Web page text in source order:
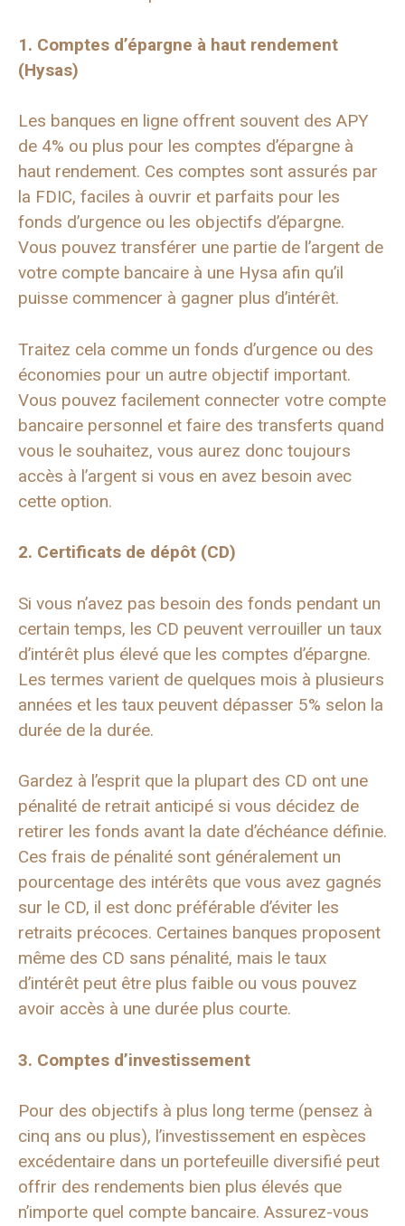
1. Comptes d’épargne à haut rendement
(Hysas)
Les banques en ligne offrent souvent des APY
de 4% ou plus pour les comptes d’épargne à
haut rendement. Ces comptes sont assurés par
la FDIC, faciles à ouvrir et parfaits pour les
fonds d’urgence ou les objectifs d’épargne.
Vous pouvez transférer une partie de l’argent de
votre compte bancaire à une Hysa afin qu’il
puisse commencer à gagner plus d’intérêt.
Traitez cela comme un fonds d’urgence ou des
économies pour un autre objectif important.
Vous pouvez facilement connecter votre compte
bancaire personnel et faire des transferts quand
vous le souhaitez, vous aurez donc toujours
accès à l’argent si vous en avez besoin avec
cette option.
2. Certificats de dépôt (CD)
Si vous n’avez pas besoin des fonds pendant un
certain temps, les CD peuvent verrouiller un taux
d’intérêt plus élevé que les comptes d’épargne.
Les termes varient de quelques mois à plusieurs
années et les taux peuvent dépasser 5% selon la
durée de la durée.
Gardez à l’esprit que la plupart des CD ont une
pénalité de retrait anticipé si vous décidez de
retirer les fonds avant la date d’échéance définie.
Ces frais de pénalité sont généralement un
pourcentage des intérêts que vous avez gagnés
sur le CD, il est donc préférable d’éviter les
retraits précoces. Certaines banques proposent
même des CD sans pénalité, mais le taux
d’intérêt peut être plus faible ou vous pouvez
avoir accès à une durée plus courte.
3. Comptes d’investissement
Pour des objectifs à plus long terme (pensez à
cinq ans ou plus), l’investissement en espèces
excédentaire dans un portefeuille diversifié peut
offrir des rendements bien plus élevés que
n’importe quel compte bancaire. Assurez-vous